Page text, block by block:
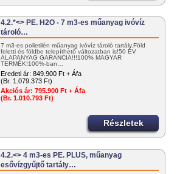
4.2.*<> PE. H2O - 7 m3-es műanyag ivóvíz
tároló…
7 m3-es polietilén műanyag ivóvíz tároló tartály.Föld
feletti és földbe telepíthető változatban is!50 ÉV
ALAPANYAG GARANCIA!!!100% MAGYAR
TERMÉK!100%-ban…
Eredeti ár: 849.900 Ft + Áfa
(Br. 1.079.373 Ft)
Akciós ár: 795.900 Ft + Áfa
(Br. 1.010.793 Ft)
Részletek
4.2.<> 4 m3-es PE. PLUS, műanyag
esővízgyűjtő tartály…